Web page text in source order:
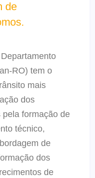
de
RO) tem o
mais
dos
formação de
técnico,
de
dos
de